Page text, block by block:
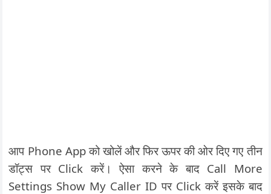
आप Phone App को खोलें और फिर ऊपर की ओर दिए गए तीन
डॉट्स पर Click करें। ऐसा करने के बाद Call More
Settings Show My Caller ID पर Click करें इसके बाद